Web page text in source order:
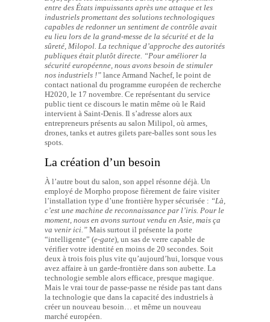
entre des États impuissants après une attaque et les
industriels promettant des solutions technologiques
capables de redonner un sentiment de contrôle avait
eu lieu lors de la grand-messe de la sécurité et de la
sûreté, Milopol. La technique d’approche des autorités
publiques était plutôt directe. “Pour améliorer la
sécurité européenne, nous avons besoin de stimuler
nos industriels !” lance Armand Nachef, le point de
contact national du programme européen de recherche
H2020, le 17 novembre. Ce représentant du service
public tient ce discours le matin même où le Raid
intervient à Saint-Denis. Il s’adresse alors aux
entrepreneurs présents au salon Milipol, où armes,
drones, tanks et autres gilets pare-balles sont sous les
spots.
La création d’un besoin
À l’autre bout du salon, son appel résonne déjà. Un
employé de Morpho propose fièrement de faire visiter
l’installation type d’une frontière hyper sécurisée : “Là,
c’est une machine de reconnaissance par l’iris. Pour le
moment, nous en avons surtout vendu en Asie, mais ça
va venir ici.” Mais surtout il présente la porte
“intelligente” (e-gate), un sas de verre capable de
vérifier votre identité en moins de 20 secondes. Soit
deux à trois fois plus vite qu’aujourd’hui, lorsque vous
avez affaire à un garde-frontière dans son aubette. La
technologie semble alors efficace, presque magique.
Mais le vrai tour de passe-passe ne réside pas tant dans
la technologie que dans la capacité des industriels à
créer un nouveau besoin… et même un nouveau
marché européen.